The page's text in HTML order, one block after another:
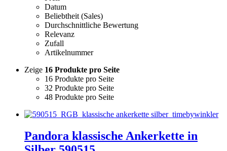
Datum
Beliebtheit (Sales)
Durchschnittliche Bewertung
Relevanz
Zufall
Artikelnummer
Zeige 16 Produkte pro Seite
16 Produkte pro Seite
32 Produkte pro Seite
48 Produkte pro Seite
Pandora klassische Ankerkette in